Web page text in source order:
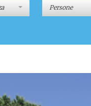
Persone